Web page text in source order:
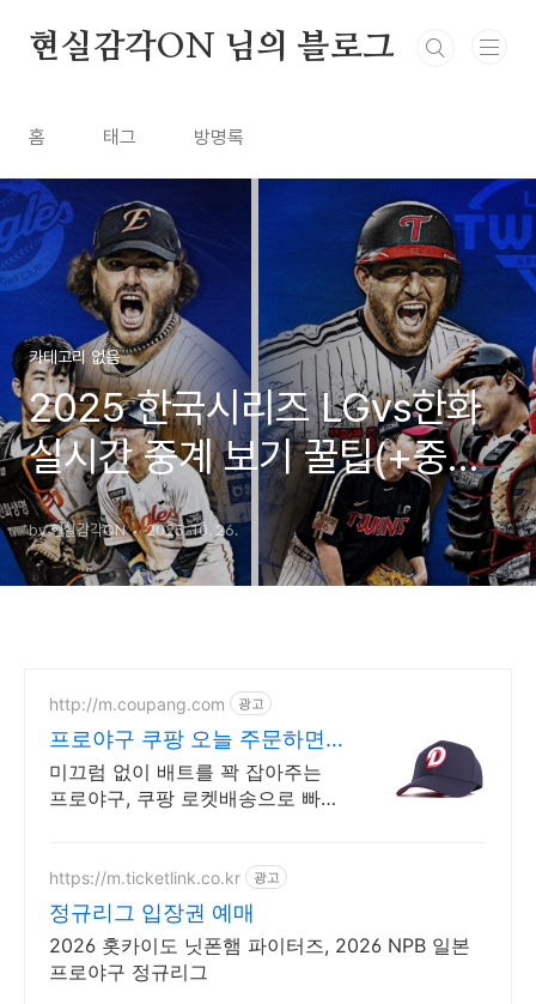
현실감각ON 님의 블로그
홈 태그 방명록
카테고리 없음
2025 한국시리즈 LGvs한화
실시간 중계 보기 꿀팁(+중계
일정,티빙,유료 무료 플렛폼까
지)
by 현실감각ON 2025. 10. 26.
http://m.coupang.com 광고
프로야구 쿠팡 오늘 주문하면
내일 도착
미끄럼 없이 배트를 꽉 잡아주는
프로야구, 쿠팡 로켓배송으로 빠르
으로 실력 향상을 도와줘요.
https://m.ticketlink.co.kr 광고
정규리그 입장권 예매
2026 홋카이도 닛폰햄 파이터즈, 2026 NPB 일본
프로야구 정규리그